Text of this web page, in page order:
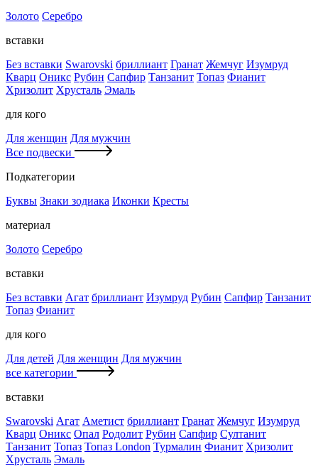
Золото Серебро
вставки
Без вставки Swarovski бриллиант Гранат Жемчуг Изумруд
Кварц Оникс Рубин Сапфир Танзанит Топаз Фианит
Хризолит Хрусталь Эмаль
для кого
Для женщин Для мужчин
Все подвески
Подкатегории
Буквы Знаки зодиака Иконки Кресты
материал
Золото Серебро
вставки
Без вставки Агат бриллиант Изумруд Рубин Сапфир Танзанит
Топаз Фианит
для кого
Для детей Для женщин Для мужчин
все категории
вставки
Swarovski Агат Аметист бриллиант Гранат Жемчуг Изумруд
Кварц Оникс Опал Родолит Рубин Сапфир Султанит
Танзанит Топаз Топаз London Турмалин Фианит Хризолит
Хрусталь Эмаль